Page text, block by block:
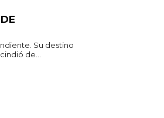
Su destino
Países Bajos. Rescindió de...